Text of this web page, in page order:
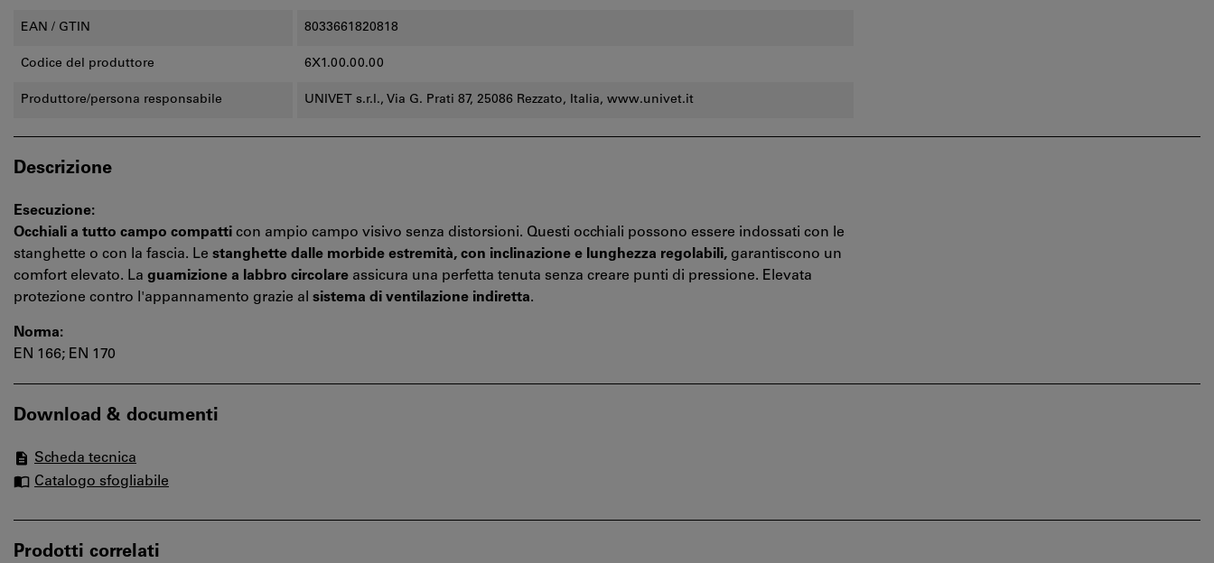
EAN / GTIN 8033661820818
Codice del produttore 6X1.00.00.00
Produttore/persona responsabile UNIVET s.r.l., Via G. Prati 87, 25086 Rezzato, Italia, www.univet.it
Descrizione
Esecuzione:
Occhiali a tutto campo compatti con ampio campo visivo senza distorsioni. Questi occhiali possono essere indossati con le
stanghette o con la fascia. Le stanghette dalle morbide estremità, con inclinazione e lunghezza regolabili, garantiscono un
comfort elevato. La guarnizione a labbro circolare assicura una perfetta tenuta senza creare punti di pressione. Elevata
protezione contro l'appannamento grazie al sistema di ventilazione indiretta.
Norma:
EN 166; EN 170
Download & documenti
Scheda tecnica
Catalogo sfogliabile
Prodotti correlati